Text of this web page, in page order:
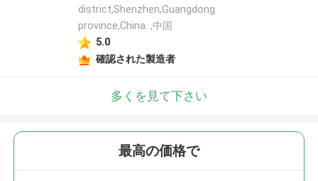
district,Shenzhen,Guangdong
province,China. ,中国
5.0
確認された製造者
多くを見て下さい
最高の価格で